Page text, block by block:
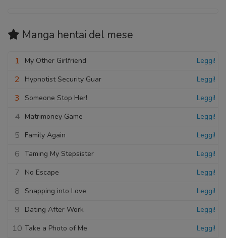
Manga hentai del mese
1 My Other Girlfriend Leggi!
2 Hypnotist Security Guar Leggi!
3 Someone Stop Her! Leggi!
4 Matrimoney Game Leggi!
5 Family Again Leggi!
6 Taming My Stepsister Leggi!
7 No Escape Leggi!
8 Snapping into Love Leggi!
9 Dating After Work Leggi!
10 Take a Photo of Me Leggi!